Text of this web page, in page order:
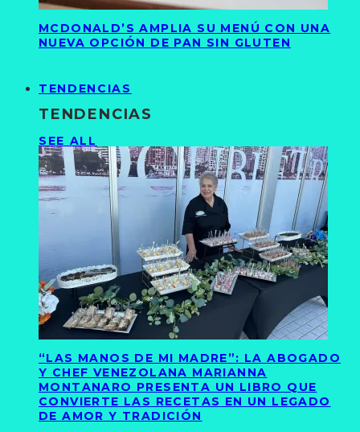
MCDONALD’S AMPLIA SU MENÚ CON UNA
NUEVA OPCIÓN DE PAN SIN GLUTEN
TENDENCIAS
TENDENCIAS
SEE ALL
“LAS MANOS DE MI MADRE”: LA ABOGADO
Y CHEF VENEZOLANA MARIANNA
MONTANARO PRESENTA UN LIBRO QUE
CONVIERTE LAS RECETAS EN UN LEGADO
DE AMOR Y TRADICIÓN